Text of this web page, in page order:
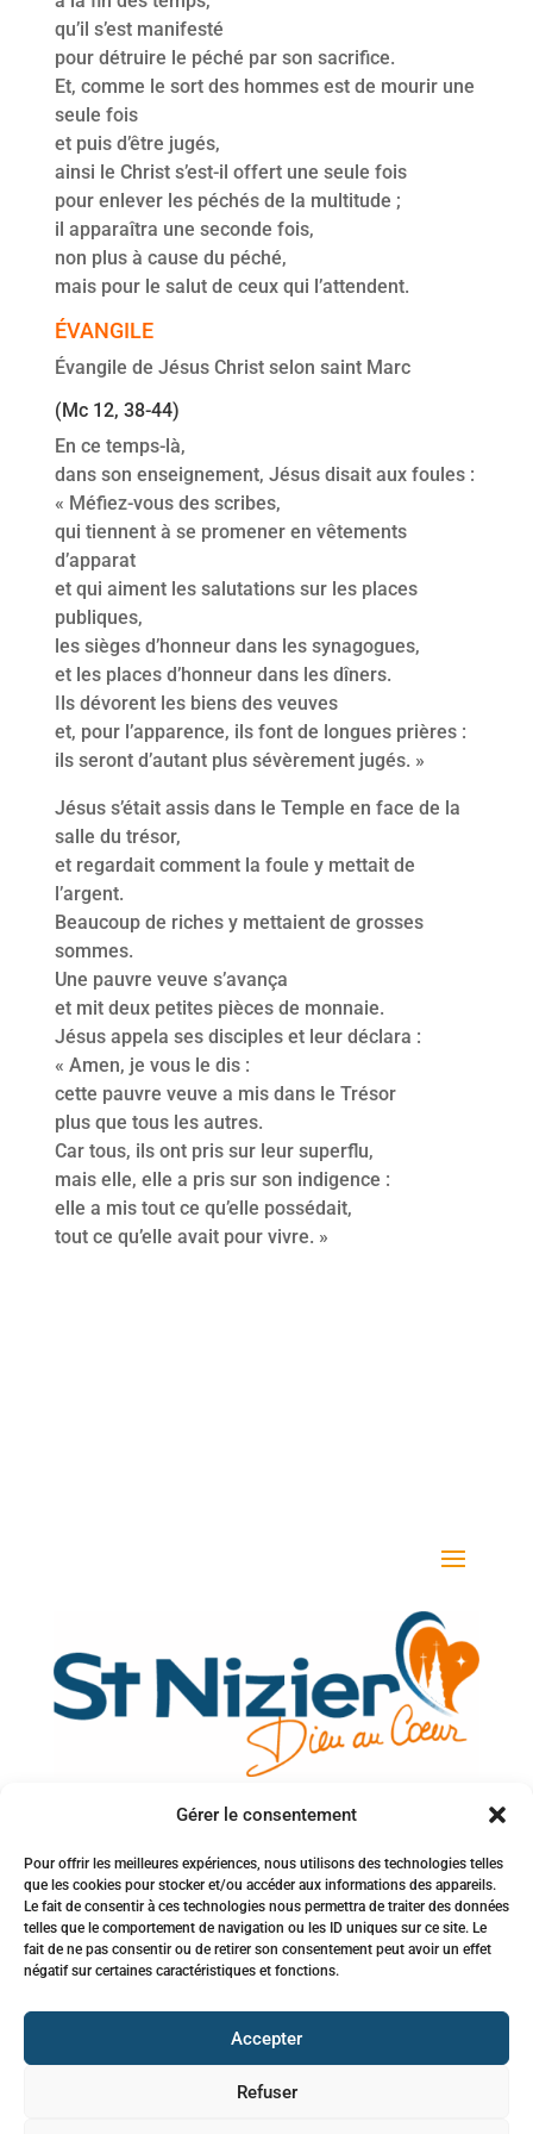
Gérer le consentement
Pour offrir les meilleures expériences, nous utilisons des technologies telles
que les cookies pour stocker et/ou accéder aux informations des appareils.
Le fait de consentir à ces technologies nous permettra de traiter des données
telles que le comportement de navigation ou les ID uniques sur ce site. Le
fait de ne pas consentir ou de retirer son consentement peut avoir un effet
négatif sur certaines caractéristiques et fonctions.
Accepter
Refuser
qu’il s’est manifesté
pour détruire le péché par son sacrifice.
Et, comme le sort des hommes est de mourir une
seule fois
et puis d’être jugés,
ainsi le Christ s’est-il offert une seule fois
pour enlever les péchés de la multitude ;
il apparaîtra une seconde fois,
non plus à cause du péché,
mais pour le salut de ceux qui l’attendent.
ÉVANGILE
Évangile de Jésus Christ selon saint Marc
(Mc 12, 38-44)
En ce temps-là,
dans son enseignement, Jésus disait aux foules :
« Méfiez-vous des scribes,
qui tiennent à se promener en vêtements
d’apparat
et qui aiment les salutations sur les places
publiques,
les sièges d’honneur dans les synagogues,
et les places d’honneur dans les dîners.
Ils dévorent les biens des veuves
et, pour l’apparence, ils font de longues prières :
ils seront d’autant plus sévèrement jugés. »
Jésus s’était assis dans le Temple en face de la
salle du trésor,
et regardait comment la foule y mettait de
l’argent.
Beaucoup de riches y mettaient de grosses
sommes.
Une pauvre veuve s’avança
et mit deux petites pièces de monnaie.
Jésus appela ses disciples et leur déclara :
« Amen, je vous le dis :
cette pauvre veuve a mis dans le Trésor
plus que tous les autres.
Car tous, ils ont pris sur leur superflu,
mais elle, elle a pris sur son indigence :
elle a mis tout ce qu’elle possédait,
tout ce qu’elle avait pour vivre. »
Votre adresse e-mail
Inscription à la newsletter